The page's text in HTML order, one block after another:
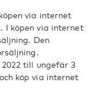
via internet
I köpen via internet
Den
till ungefär 3
köp via internet